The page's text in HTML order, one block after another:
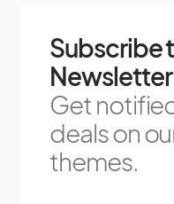
Subscribe
Newsletter
Get
deals on
themes.